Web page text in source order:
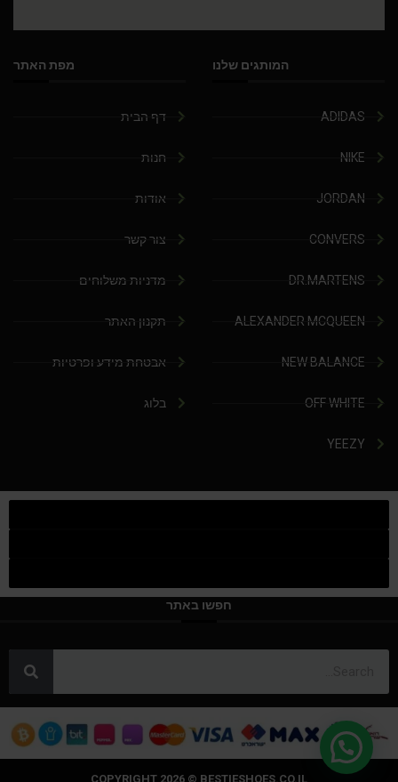
המותגים שלנו
ADIDAS
NIKE
JORDAN
CONVERS
DR.MARTENS
ALEXANDER MCQUEEN
NEW BALANCE
OFF WHITE
YEEZY
מפת האתר
דף הבית
חנות
אודות
צור קשר
מדניות משלוחים
תקנון האתר
אבטחת מידע ופרטיות
בלוג
חפשו באתר
COPYRIGHT 2026 © BESTIESHOES.CO.IL